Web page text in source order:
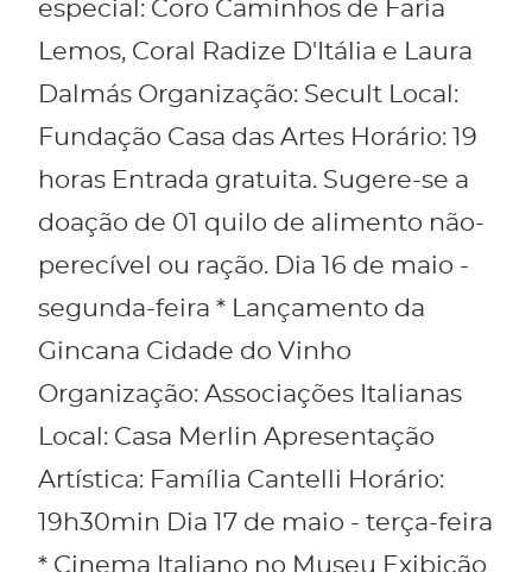
especial: Coro Caminhos de Faria
Lemos, Coral Radize D'Itália e Laura
Dalmás Organização: Secult Local:
Fundação Casa das Artes Horário: 19
horas Entrada gratuita. Sugere-se a
doação de 01 quilo de alimento não-
perecível ou ração. Dia 16 de maio -
segunda-feira * Lançamento da
Gincana Cidade do Vinho
Organização: Associações Italianas
Local: Casa Merlin Apresentação
Artística: Família Cantelli Horário:
19h30min Dia 17 de maio - terça-feira
* Cinema Italiano no Museu Exibição